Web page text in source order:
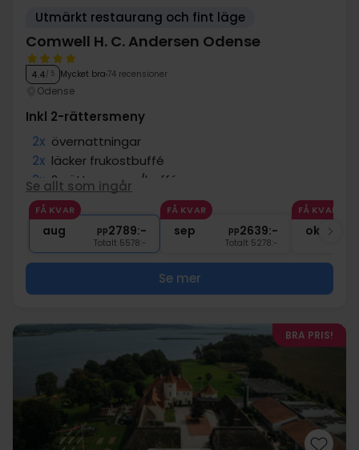
Utmärkt restaurang och fint läge
Comwell H. C. Andersen Odense
4.4/ 5 Mycket bra 74 recensioner
Odense
Inkl 2-rättersmeny
2x övernattningar
2x läcker frukostbuffé
2x 2-rättersmeny/buffé
2x kaffe att ta med
∞ Centralt läge
Se allt som ingår
FÅ KVAR
aug pp2789:-
Totalt 5578:-
FÅ KVAR
sep pp2639:-
Totalt 5278:-
FÅ KVAR
okt
Se mer
BRA PRIS!